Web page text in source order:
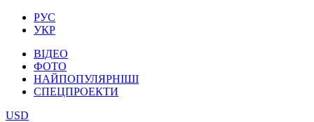
РУС
УКР
ВІДЕО
ФОТО
НАЙПОПУЛЯРНІШІ
СПЕЦПРОЕКТИ
USD